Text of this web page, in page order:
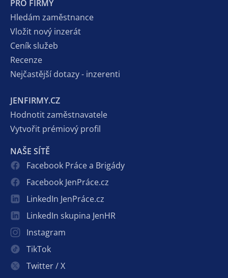
PRO FIRMY
Hledám zaměstnance
Vložit nový inzerát
Ceník služeb
Recenze
Nejčastější dotazy - inzerenti
JENFIRMY.CZ
Hodnotit zaměstnavatele
Vytvořit prémiový profil
NAŠE SÍTĚ
Facebook Práce a Brigády
Facebook JenPráce.cz
LinkedIn JenPráce.cz
LinkedIn skupina JenHR
Instagram
TikTok
Twitter / X